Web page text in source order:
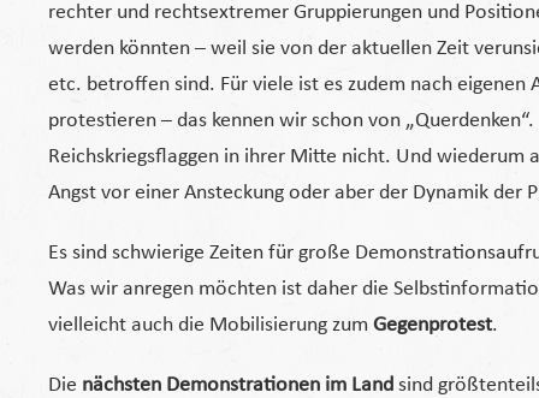
rechter und rechtsextremer Gruppierungen und
werden könnten – weil sie von der aktuellen Zeit
etc. betroffen sind. Für viele ist es zudem nach
protestieren – das kennen wir schon von
Reichskriegsflaggen in ihrer Mitte nicht. Und wiederum
Angst vor einer Ansteckung oder aber der Dynamik der
Es sind schwierige Zeiten für große
Was wir anregen möchten ist daher die
vielleicht auch die Mobilisierung zum Gegenprotest.
Die nächsten Demonstrationen im Land sind